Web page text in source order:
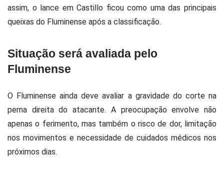
assim, o lance em Castillo ficou como uma das principais
queixas do Fluminense após a classificação.
Situação será avaliada pelo
Fluminense
O Fluminense ainda deve avaliar a gravidade do corte na
perna direita do atacante. A preocupação envolve não
apenas o ferimento, mas também o risco de dor, limitação
nos movimentos e necessidade de cuidados médicos nos
próximos dias.